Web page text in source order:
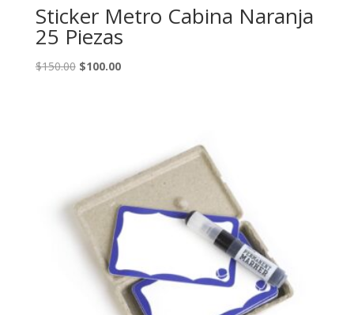
Sticker Metro Cabina Naranja
25 Piezas
$150.00 Original
$100.00Current